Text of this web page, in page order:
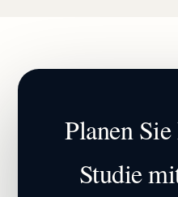
Planen
Studie